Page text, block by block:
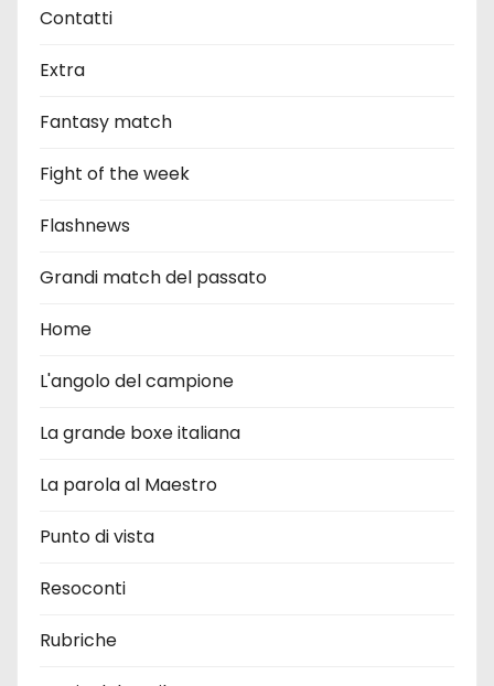
Contatti
Extra
Fantasy match
Fight of the week
Flashnews
Grandi match del passato
Home
L'angolo del campione
La grande boxe italiana
La parola al Maestro
Punto di vista
Resoconti
Rubriche